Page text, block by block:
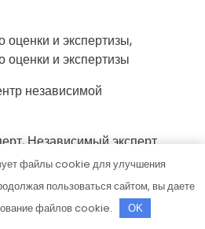
и экспертизы,
и экспертизы
независимой
Независимый эксперт
компания
компания
файлы cookie для улучшения
пользоваться сайтом, вы даете
файлов cookie.
OK